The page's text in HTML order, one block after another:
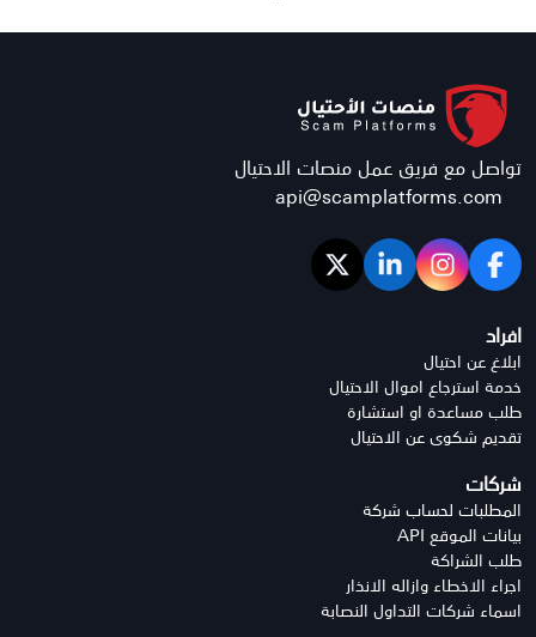
تواصل مع فريق عمل منصات الاحتيال
api@scamplatforms.com
افراد
ابلاغ عن احتيال
خدمة استرجاع اموال الاحتيال
طلب مساعدة او استشارة
تقديم شكوى عن الاحتيال
شركات
المطلبات لحساب شركة
بيانات الموقع API
طلب الشراكة
اجراء الاخطاء وازاله الانذار
اسماء شركات التداول النصابة